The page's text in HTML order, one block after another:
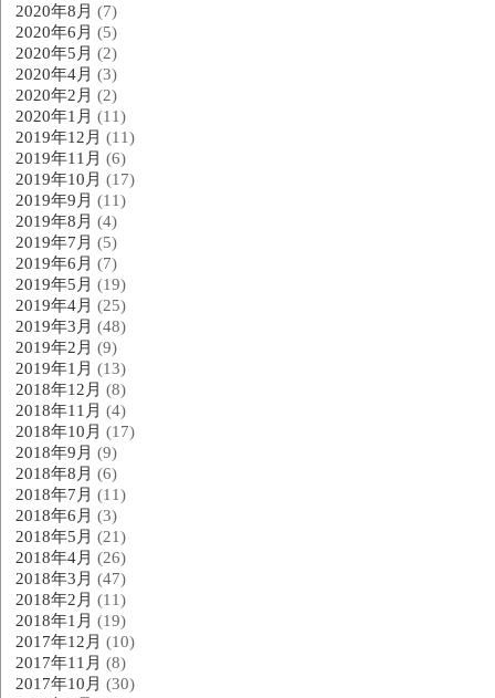
2020年8月 (7)
2020年6月 (5)
2020年5月 (2)
2020年4月 (3)
2020年2月 (2)
2020年1月 (11)
2019年12月 (11)
2019年11月 (6)
2019年10月 (17)
2019年9月 (11)
2019年8月 (4)
2019年7月 (5)
2019年6月 (7)
2019年5月 (19)
2019年4月 (25)
2019年3月 (48)
2019年2月 (9)
2019年1月 (13)
2018年12月 (8)
2018年11月 (4)
2018年10月 (17)
2018年9月 (9)
2018年8月 (6)
2018年7月 (11)
2018年6月 (3)
2018年5月 (21)
2018年4月 (26)
2018年3月 (47)
2018年2月 (11)
2018年1月 (19)
2017年12月 (10)
2017年11月 (8)
2017年10月 (30)